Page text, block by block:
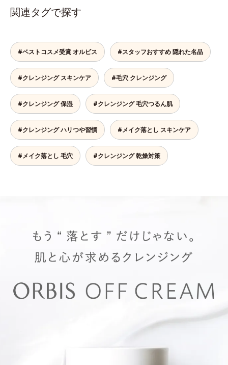
関連タグで探す
#ベストコスメ受賞 オルビス #スタッフおすすめ 隠れた名品
#クレンジング スキンケア #毛穴 クレンジング
#クレンジング 保湿 #クレンジング 毛穴つるん肌
#クレンジング ハリつや習慣 #メイク落とし スキンケア
#メイク落とし 毛穴 #クレンジング 乾燥対策